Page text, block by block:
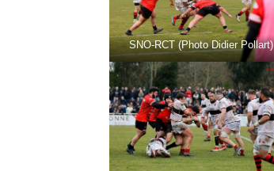
SNO-RCT (Photo Didier Pollart)